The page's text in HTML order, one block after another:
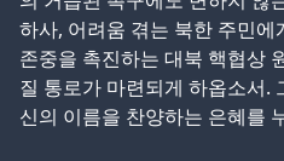
하사, 어려움 겪는 북한 주민
존중을 촉진하는 대북 핵협상
질 통로가 마련되게 하옵소서.
신의 이름을 찬양하는 은혜를